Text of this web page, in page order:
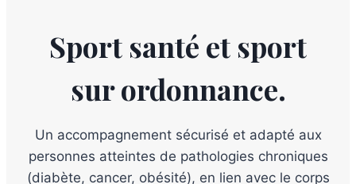
Sport santé et sport
sur ordonnance.
Un accompagnement sécurisé et adapté aux
personnes atteintes de pathologies chroniques
(diabète, cancer, obésité), en lien avec le corps